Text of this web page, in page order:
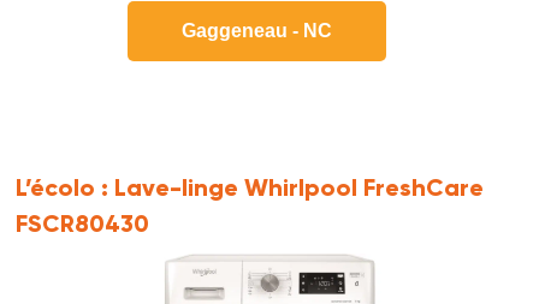
Gaggeneau - NC
L’écolo : Lave-linge Whirlpool FreshCare
FSCR80430